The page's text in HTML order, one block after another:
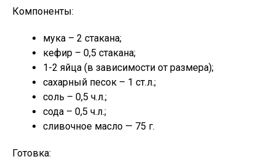
Компоненты:
мука – 2 стакана;
кефир – 0,5 стакана;
1-2 яйца (в зависимости от размера);
сахарный песок – 1 ст.л.;
соль – 0,5 ч.л.;
сода – 0,5 ч.л.;
сливочное масло — 75 г.
Готовка: